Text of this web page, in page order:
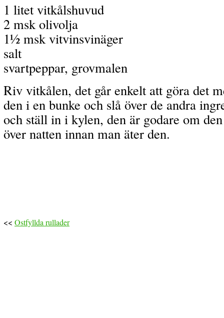
1 litet vitkålshuvud
2 msk olivolja
1½ msk vitvinsvinäger
salt
svartpeppar, grovmalen
Riv vitkålen, det går enkelt att göra det
den i en bunke och slå över de andra
och ställ in i kylen, den är godare om
över natten innan man äter den.
<< Ostfyllda rullader